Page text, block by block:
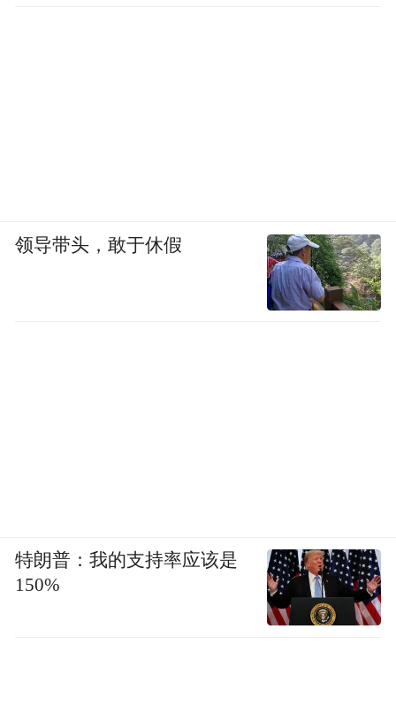
领导带头，敢于休假
特朗普：我的支持率应该是
150%